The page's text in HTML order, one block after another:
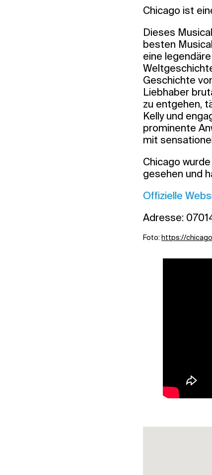
Chicago ist
Dieses
besten
eine
Geschichte
Liebhaber
zu entgehen,
Kelly und
prominente
mit
Chicago
gesehen und
Offizielle
Adresse:
Foto: https://